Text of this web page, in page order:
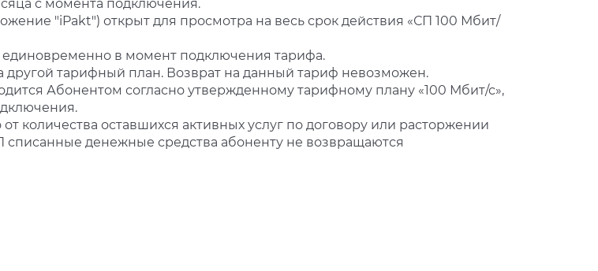
с момента подключения.
"iPakt") открыт для просмотра на весь срок действия «СП 100 Мбит/
единовременно в момент подключения тарифа.
тарифный план. Возврат на данный тариф невозможен.
Абонентом согласно утвержденному тарифному плану «100 Мбит/с»,
количества оставшихся активных услуг по договору или расторжении
списанные денежные средства абоненту не возвращаются